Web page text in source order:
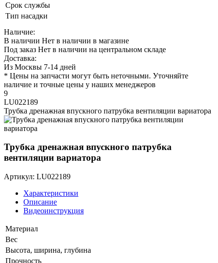
Срок службы
Тип насадки
Наличие:
В наличии Нет в наличии в магазине
Под заказ Нет в наличии на центральном складе
Доставка:
Из Москвы 7-14 дней
* Цены на запчасти могут быть неточными. Уточняйте
наличие и точные цены у наших менеджеров
9
LU022189
Трубка дренажная впускного патрубка вентиляции вариатора
Трубка дренажная впускного патрубка
вентиляции вариатора
Артикул: LU022189
Характеристики
Описание
Видеоинструкция
Материал
Вес
Высота, ширина, глубина
Прочность